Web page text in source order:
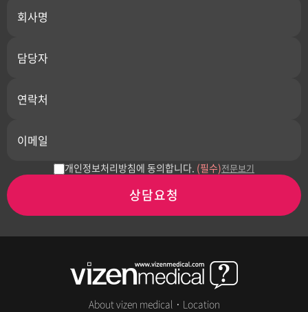
개인정보처리방침에 동의합니다. (필수)전문보기
상담요청
About vizen medical · Location